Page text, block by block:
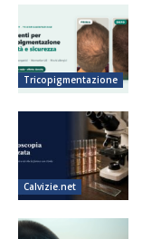
Tricopigmentazione
Calvizie.net